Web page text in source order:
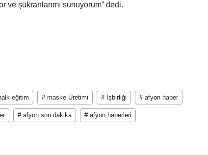
ve şükranlarımı sunuyorum” dedi.
eğitim # maske Üretimi # İşbirliği # afyon haber
# afyon son dakika # afyon haberleri